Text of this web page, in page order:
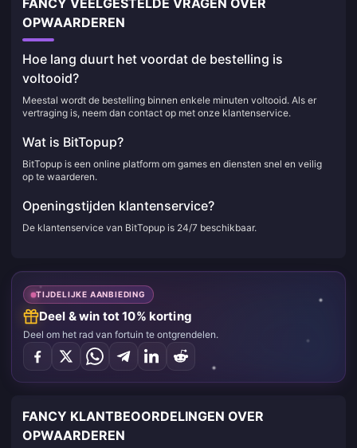
OPWAARDEREN
Hoe lang duurt het voordat de bestelling is
voltooid?
Meestal wordt de bestelling binnen enkele minuten voltooid. Als er
vertraging is, neem dan contact op met onze klantenservice.
Wat is BitTopup?
BitTopup is een online platform om games en diensten snel en veilig
op te waarderen.
Openingstijden klantenservice?
De klantenservice van BitTopup is 24/7 beschikbaar.
TIJDELIJKE AANBIEDING
Deel & win tot 10% korting
Deel om het rad van fortuin te ontgrendelen.
FANCY KLANTBEOORDELINGEN OVER
OPWAARDEREN